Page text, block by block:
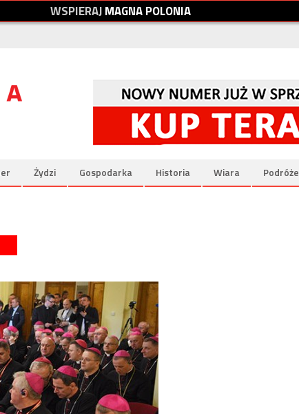
WSPIERAJMAGNAPOLONIA
Żydzi Gospodarka Historia Wiara Podróże